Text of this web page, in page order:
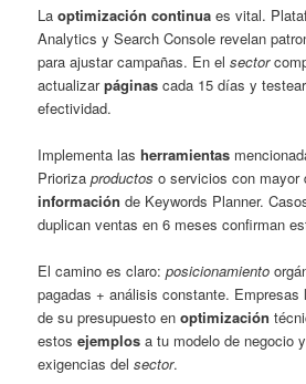
Laoptimización continua es vital.
Analytics y Search Console revelan
para ajustar campañas. En elsector
actualizarpáginas cada 15 días y
efectividad.
Implementa lasherramientas
Priorizaproductos o servicios con mayor
información de Keywords Planner.
duplican ventas en 6 meses confirman
El camino es claro:posicionamiento
pagadas + análisis constante. Empresas
de su presupuesto enoptimización
estosejemplos a tu modelo de negocio
exigencias delsector.